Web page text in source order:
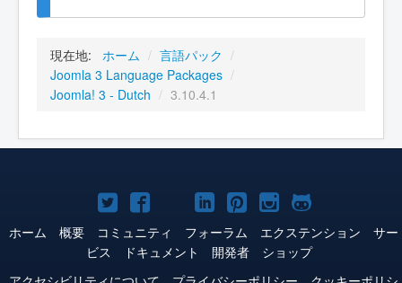
現在地: ホーム / 言語パック /
Joomla 3 Language Packages /
Joomla! 3 - Dutch / 3.10.4.1
Joomla!
Twitter
Joomla!
Facebook
Joomla!
YouTube
Joomla!
LinkedIn
Joomla!
Pinterest
Joomla!
Instagram
Joomla!
GitHub
ホーム 概要 コミュニティ フォーラム エクステンション
サー
ビス
ドキュメント 開発者
ショップ